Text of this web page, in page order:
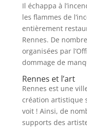
Il échappa à
les flammes de
entièrement
Rennes. De
organisées par
dommage de
Rennes et l’art
Rennes est une
création artistique
voit ! Ainsi, de
supports des